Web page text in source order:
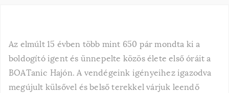
Az elmúlt 15 évben több mint 650 pár mondta ki a
boldogító igent és ünnepelte közös élete első óráit a
BOATanic Hajón. A vendégeink igényeihez igazodva
megújult külsővel és belső terekkel várjuk leendő